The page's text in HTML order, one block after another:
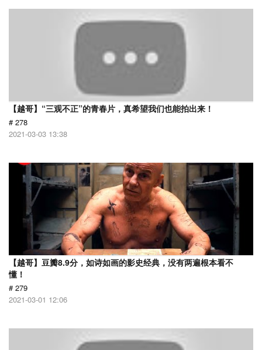
【越哥】“三观不正”的青春片，真希望我们也能拍出来！
# 278
2021-03-03 13:38
【越哥】豆瓣8.9分，如诗如画的影史经典，没有两遍根本看不
懂！
# 279
2021-03-01 12:06